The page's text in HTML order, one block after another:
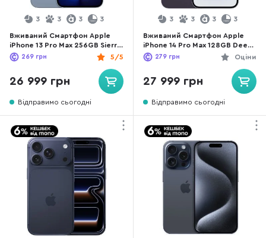
3 3 3 3
Вживаний Смартфон Apple
iPhone 13 Pro Max 256GB Sierra
Blue (13PM256SBREFA)
хороший стан
5/5
269 грн
26 999 грн
Відправимо сьогодні
3 3 3 3
Вживаний Смартфон Apple
iPhone 14 Pro Max 128GB Deep
Purple (14PM128DPREFA)
хороший стан
Оціни
279 грн
27 999 грн
Відправимо сьогодні